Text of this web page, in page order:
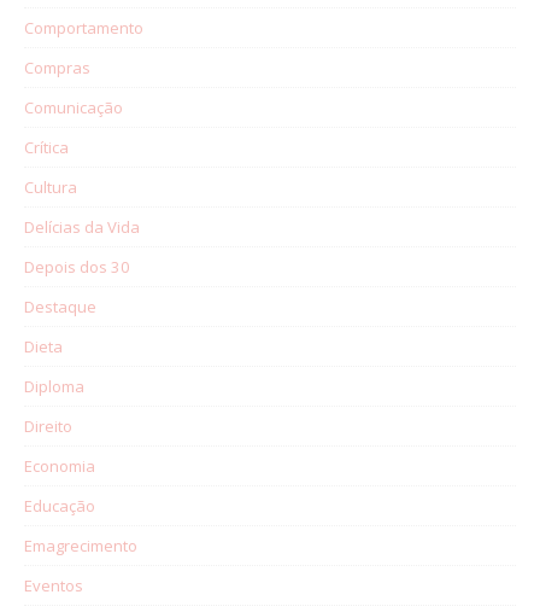
Comportamento
Compras
Comunicação
Crítica
Cultura
Delícias da Vida
Depois dos 30
Destaque
Dieta
Diploma
Direito
Economia
Educação
Emagrecimento
Eventos